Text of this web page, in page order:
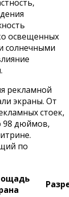
освещенных
солнечными
рекламной
экраны. От
стоек,
98 дюймов,
по